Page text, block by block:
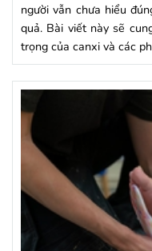
người vẫn chưa hiểu
quả. Bài viết này sẽ
trọng của canxi và các